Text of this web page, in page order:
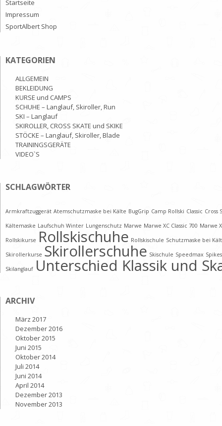
Startseite
Impressum
SportAlbert Shop
KATEGORIEN
ALLGEMEIN
BEKLEIDUNG
KURSE und CAMPS
SCHUHE – Langlauf, Skiroller, Run
SKI – Langlauf
SKIROLLER, CROSS SKATE und SKIKE
STÖCKE – Langlauf, Skiroller, Blade
TRAININGSGERÄTE
VIDEO`S
SCHLAGWÖRTER
Armkraftzuggerät Atemschutzmaske bei Kälte BugGrip Camp Rollski Classic Cross
Kältemaske Laufschuh Winter Lungenschutz Marwe Marwe XC Classic 700 Marwe
Rollskikurse Rollskischuhe Rollskischule Schutzmaske bei
Skirollerkurse Skirollerschuhe Skischule Speedmax Spikes
Skilanglauf Unterschied Klassik und
ARCHIV
März 2017
Dezember 2016
Oktober 2015
Juni 2015
Oktober 2014
Juli 2014
Juni 2014
April 2014
Dezember 2013
November 2013